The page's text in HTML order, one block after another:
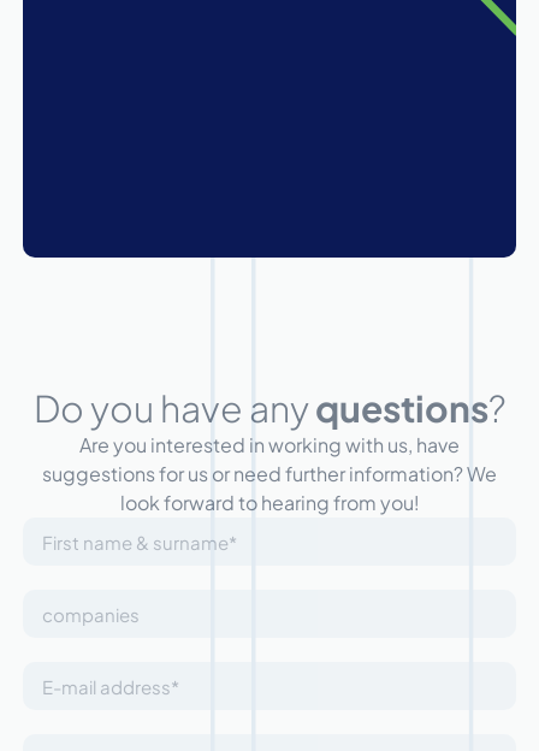
Do you have anyquestions?
Are you interested in working with us, have
suggestions for us or need further information? We
look forward to hearing from you!